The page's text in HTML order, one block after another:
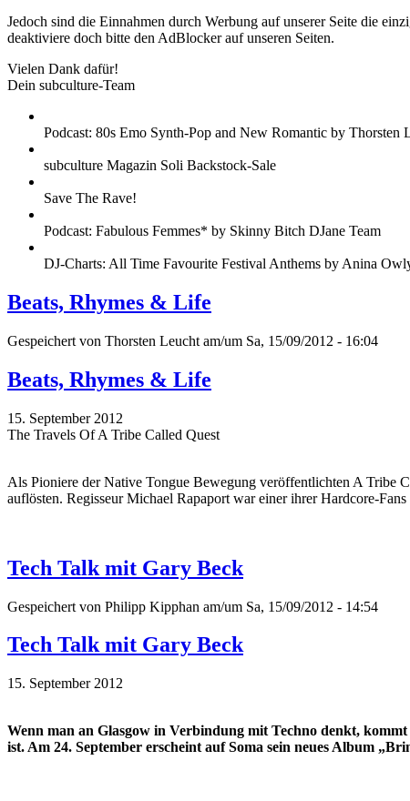
Jedoch sind die Einnahmen durch Werbung auf unserer Seite die
deaktiviere doch bitte den AdBlocker auf unseren Seiten.
Vielen Dank dafür!
Dein subculture-Team
Podcast: 80s Emo Synth-Pop and New Romantic by Thorsten
subculture Magazin Soli Backstock-Sale
Save The Rave!
Podcast: Fabulous Femmes* by Skinny Bitch DJane Team
DJ-Charts: All Time Favourite Festival Anthems by Anina
Beats, Rhymes & Life
Gespeichert von Thorsten Leucht am/um Sa, 15/09/2012 - 16:04
Beats, Rhymes & Life
15. September 2012
The Travels Of A Tribe Called Quest
Als Pioniere der Native Tongue Bewegung veröffentlichten A Tribe
auflösten. Regisseur Michael Rapaport war einer ihrer Hardcore-
Tech Talk mit Gary Beck
Gespeichert von Philipp Kipphan am/um Sa, 15/09/2012 - 14:54
Tech Talk mit Gary Beck
15. September 2012
Wenn man an Glasgow in Verbindung mit Techno denkt,
ist. Am 24. September erscheint auf Soma sein neues Album